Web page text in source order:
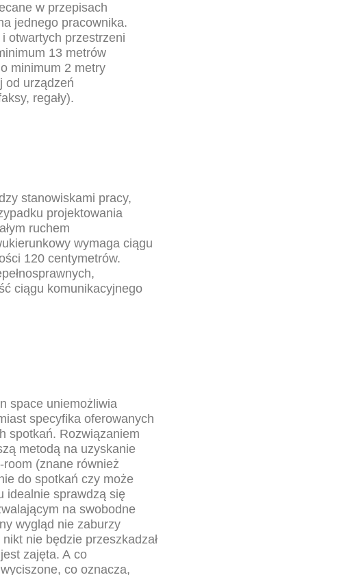
w przepisach
jednego pracownika.
otwartych przestrzeni
13 metrów
minimum 2 metry
od urządzeń
regały).
stanowiskami pracy,
projektowania
ruchem
wymaga ciągu
120 centymetrów.
ciągu komunikacyjnego
space uniemożliwia
specyfika oferowanych
spotkań. Rozwiązaniem
metodą na uzyskanie
(znane również
do spotkań czy może
idealnie sprawdzą się
na swobodne
wygląd nie zaburzy
nie będzie przeszkadzał
zajęta. A co
co oznacza,